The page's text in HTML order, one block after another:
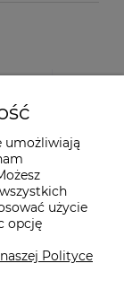
umożliwiają
użycie
opcję
Polityce